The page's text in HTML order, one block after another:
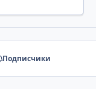
Подписчики